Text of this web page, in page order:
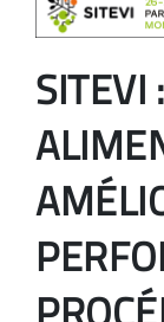
SITEVI